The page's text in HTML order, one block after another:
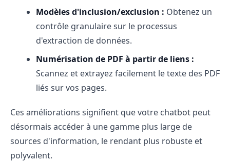
Modèles d'inclusion/exclusion : Obtenez un
contrôle granulaire sur le processus
d'extraction de données.
Numérisation de PDF à partir de liens :
Scannez et extrayez facilement le texte des PDF
liés sur vos pages.
Ces améliorations signifient que votre chatbot peut
désormais accéder à une gamme plus large de
sources d'information, le rendant plus robuste et
polyvalent.